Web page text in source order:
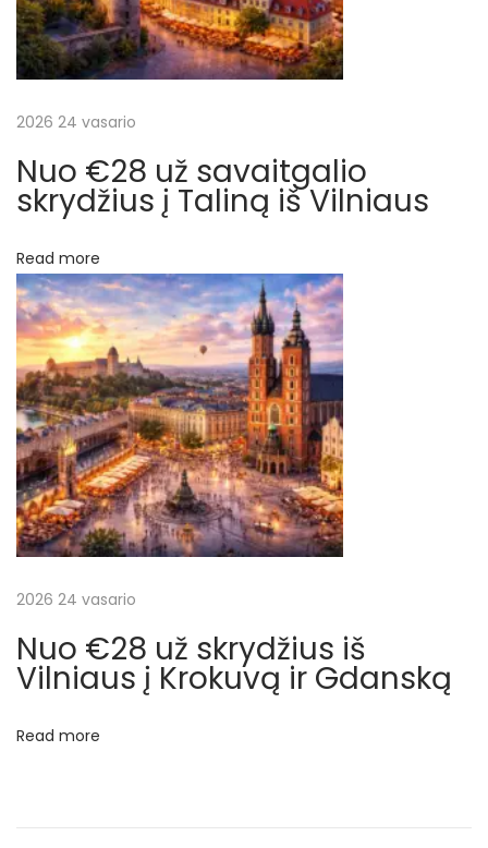
a
š
ų
n
e
s
į
k
i
n
ą
į
s
k
a
i
č
i
o
i
s
2026 24 vasario
Nuo €28 už savaitgalio
skrydžius į Taliną iš Vilniaus
Read more
2026 24 vasario
Nuo €28 už skrydžius iš
Vilniaus į Krokuvą ir Gdanską
Read more